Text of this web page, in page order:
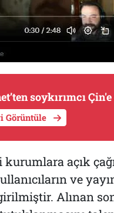
soykırımcı
Görüntüle
açık
ve
Alınan